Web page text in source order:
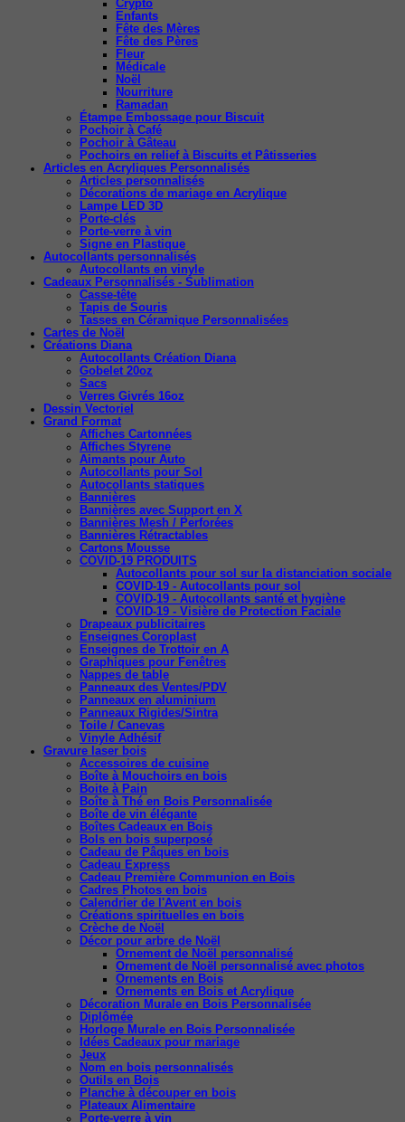
Crypto
Enfants
Fête des Mères
Fête des Pères
Fleur
Médicale
Noël
Nourriture
Ramadan
Étampe Embossage pour Biscuit
Pochoir à Café
Pochoir à Gâteau
Pochoirs en relief à Biscuits et Pâtisseries
Articles en Acryliques Personnalisés
Articles personnalisés
Décorations de mariage en Acrylique
Lampe LED 3D
Porte-clés
Porte-verre à vin
Signe en Plastique
Autocollants personnalisés
Autocollants en vinyle
Cadeaux Personnalisés - Sublimation
Casse-tête
Tapis de Souris
Tasses en Céramique Personnalisées
Cartes de Noël
Créations Diana
Autocollants Création Diana
Gobelet 20oz
Sacs
Verres Givrés 16oz
Dessin Vectoriel
Grand Format
Affiches Cartonnées
Affiches Styrene
Aimants pour Auto
Autocollants pour Sol
Autocollants statiques
Bannières
Bannières avec Support en X
Bannières Mesh / Perforées
Bannières Rétractables
Cartons Mousse
COVID-19 PRODUITS
Autocollants pour sol sur la distanciation sociale
COVID-19 - Autocollants pour sol
COVID-19 - Autocollants santé et hygiène
COVID-19 - Visière de Protection Faciale
Drapeaux publicitaires
Enseignes Coroplast
Enseignes de Trottoir en A
Graphiques pour Fenêtres
Nappes de table
Panneaux des Ventes/PDV
Panneaux en aluminium
Panneaux Rigides/Sintra
Toile / Canevas
Vinyle Adhésif
Gravure laser bois
Accessoires de cuisine
Boîte à Mouchoirs en bois
Boite à Pain
Boîte à Thé en Bois Personnalisée
Boîte de vin élégante
Boîtes Cadeaux en Bois
Bols en bois superposé
Cadeau de Pâques en bois
Cadeau Express
Cadeau Première Communion en Bois
Cadres Photos en bois
Calendrier de l'Avent en bois
Créations spirituelles en bois
Crèche de Noël
Décor pour arbre de Noël
Ornement de Noël personnalisé
Ornement de Noël personnalisé avec photos
Ornements en Bois
Ornements en Bois et Acrylique
Décoration Murale en Bois Personnalisée
Diplômée
Horloge Murale en Bois Personnalisée
Idées Cadeaux pour mariage
Jeux
Nom en bois personnalisés
Outils en Bois
Planche à découper en bois
Plateaux Alimentaire
Porte-verre à vin